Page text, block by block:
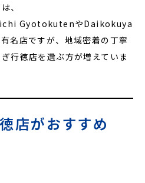
、
GyotokutenやDaikokuya
名店ですが、地域密着の丁寧
行徳店を選ぶ方が増えていま
店がおすすめ